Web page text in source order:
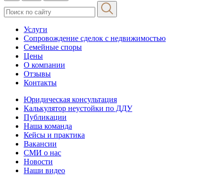
Услуги
Сопровождение сделок с недвижимостью
Семейные споры
Цены
О компании
Отзывы
Контакты
Юридическая консультация
Калькулятор неустойки по ДДУ
Публикации
Наша команда
Кейсы и практика
Вакансии
СМИ о нас
Новости
Наши видео